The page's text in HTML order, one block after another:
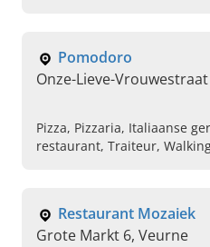
Pomodoro
Onze-Lieve-
Pizza, Pizzaria, Italiaanse
restaurant, Traiteur,
Restaurant Mozaiek
Grote Markt 6, Veurne